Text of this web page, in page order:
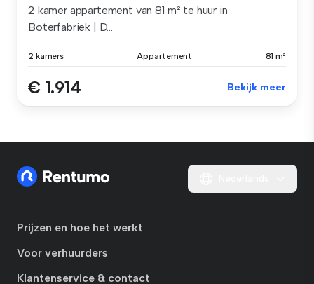
2 kamer appartement van 81 m² te huur in
Boterfabriek | D...
2 kamers Appartement 81 m²
€ 1.914 Bekijk meer
Prijzen en hoe het werkt
Voor verhuurders
Klantenservice & contact